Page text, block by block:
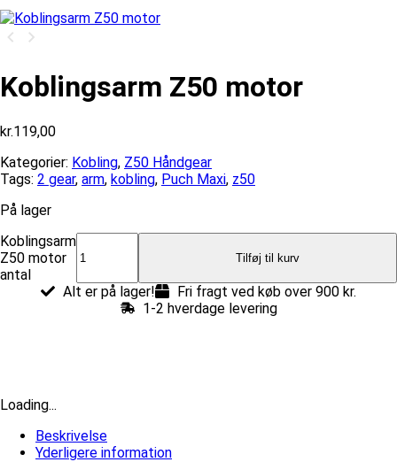
Koblingsarm Z50 motor
kr.119,00
Kategorier: Kobling, Z50 Håndgear
Tags: 2 gear, arm, kobling, Puch Maxi, z50
På lager
Koblingsarm
Z50 motor
antal
Tilføj til kurv
Alt er på lager!
Fri fragt ved køb over 900 kr.
1-2 hverdage levering
Loading...
Beskrivelse
Yderligere information